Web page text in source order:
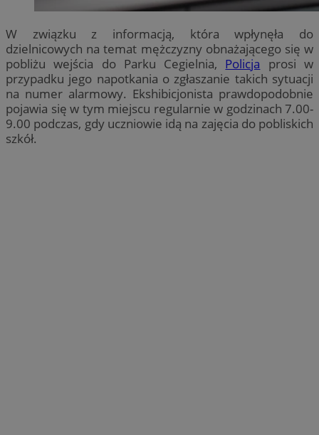
W związku z informacją, która wpłynęła do
dzielnicowych na temat mężczyzny obnażającego się w
pobliżu wejścia do Parku Cegielnia, Policja prosi w
przypadku jego napotkania o zgłaszanie takich sytuacji
na numer alarmowy. Ekshibicjonista prawdopodobnie
pojawia się w tym miejscu regularnie w godzinach 7.00-
9.00 podczas, gdy uczniowie idą na zajęcia do pobliskich
szkół.